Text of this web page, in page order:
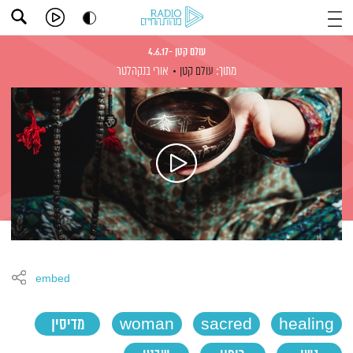
עולם קטן -4.6.17
מתוך: עולם קטן אורי בנקהלטר
healing
sacred
woman
מדיסין
embed